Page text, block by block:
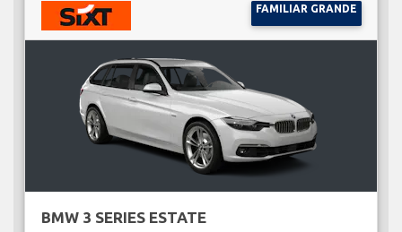
FAMILIAR GRANDE
BMW 3 SERIES ESTATE